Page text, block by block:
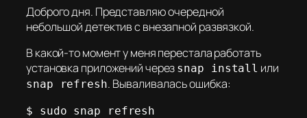
Доброго дня. Представляю очередной
небольшой детектив с внезапной развязкой.
В какой-то момент у меня перестала работать
установка приложений через snap install или
snap refresh. Вываливалась ошибка:
$ sudo snap refresh